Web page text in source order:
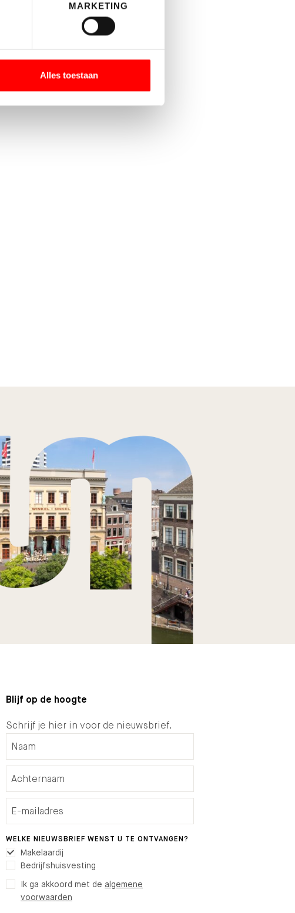
MARKETING
Alles toestaan
Blijf op de hoogte
Schrijf je hier in voor de nieuwsbrief.
WELKE NIEUWSBRIEF WENST U TE ONTVANGEN?
Makelaardij
Bedrijfshuisvesting
Ik ga akkoord met de algemene
voorwaarden